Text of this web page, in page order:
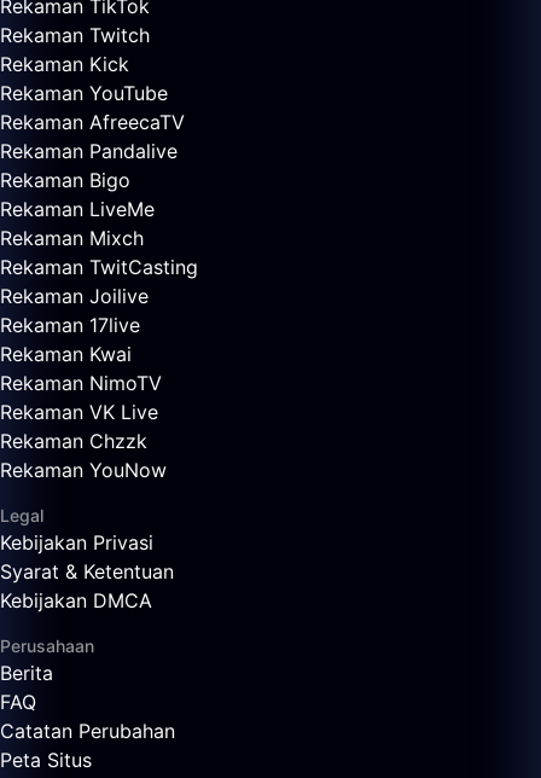
Rekaman TikTok
Rekaman Twitch
Rekaman Kick
Rekaman YouTube
Rekaman AfreecaTV
Rekaman Pandalive
Rekaman Bigo
Rekaman LiveMe
Rekaman Mixch
Rekaman TwitCasting
Rekaman Joilive
Rekaman 17live
Rekaman Kwai
Rekaman NimoTV
Rekaman VK Live
Rekaman Chzzk
Rekaman YouNow
Legal
Kebijakan Privasi
Syarat & Ketentuan
Kebijakan DMCA
Perusahaan
Berita
FAQ
Catatan Perubahan
Peta Situs